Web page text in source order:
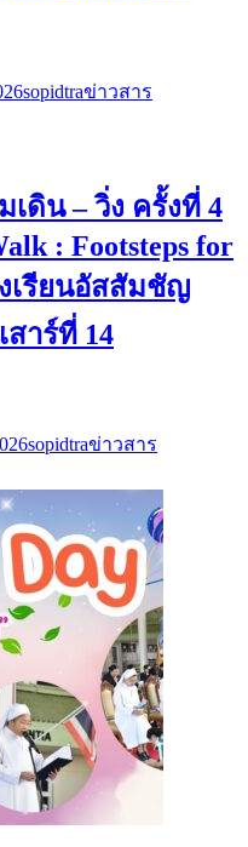
sopidtraข่าวสาร
ดิน – วิ่ง ครั้งที่ 4
: Footsteps for
งเรียนอัสสัมชัญ
าร์ที่ 14
sopidtraข่าวสาร